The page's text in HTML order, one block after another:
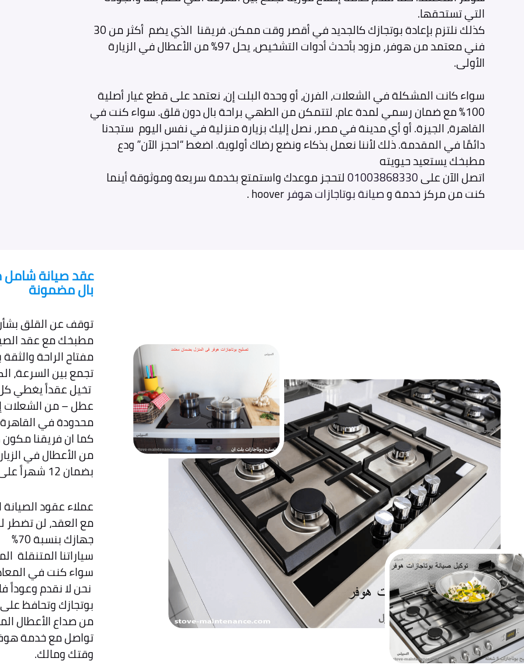
التي تستحقها.
كذلك نلتزم بإعادة بوتجازك كالجديد في أقصر وقت ممكن. فريقنا الذي يضم أكثر من 30
فني معتمد من هوفر، مزود بأحدث أدوات التشخيص، يحل 97% من الأعطال في الزيارة
الأولى.
سواء كانت المشكلة في الشعلات، الفرن، أو وحدة البلت إن، نعتمد على قطع غيار أصلية
100% مع ضمان رسمي لمدة عام، لتتمكن من الطهي براحة بال دون قلق. سواء كنت في
القاهرة، الجيزة. أو أي مدينة في مصر، نصل إليك بزيارة منزلية في نفس اليوم ستجدنا
دائمًا في المقدمة. ذلك لأننا نعمل بذكاء ونضع رضاك أولوية. اضغط “احجز الآن” ودع
مطبخك يستعيد حيويته
اتصل الآن على01003868330لتحجز موعدك واستمتع بخدمة سريعة وموثوقة أينما
كنت من مركز خدمة وصيانة بوتاجازات هوفرhoover .
عقد صيانة شامل
بال مضمونة
توقف عن القلق
مطبخك مع عقد
مفتاح الراحة
تجمع بين السرعة،
عطل – من الشعلات
محدودة في
بضمان 12 شهراً على كل إصلاح.
مع العقد، لن تضطر
جهازك بنسبة 70%
سياراتنا المتنقلة
سواء كنت في المعادي، 6 أكتوبر، أو
نحن لا نقدم
بوتجازك وتحافظ
من صداع الأعطال
تواصل مع خدمة
وقتك ومالك.